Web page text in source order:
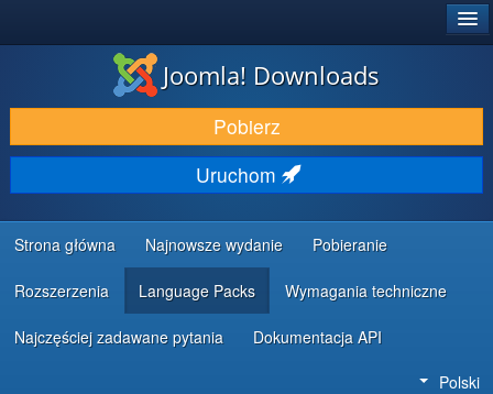
DODATKI I ROZSZERZENIA
ODKRYJ & POZNAJ
SPOŁECZNOŚĆ & WSPARCIE
ZASOBY DLA PROGRAMISTÓW
Joomla! Downloads
Pobierz
Uruchom
Strona główna Najnowsze wydanie Pobieranie
Rozszerzenia Language Packs Wymagania techniczne
Najczęściej zadawane pytania Dokumentacja API
Polski